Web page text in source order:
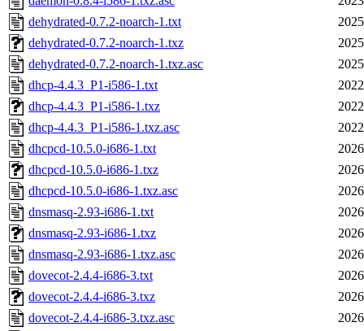
dehydrated-0.7.2-noarch-1.txt
dehydrated-0.7.2-noarch-1.txz
dehydrated-0.7.2-noarch-1.txz.asc
dhcp-4.4.3_P1-i586-1.txt
dhcp-4.4.3_P1-i586-1.txz
dhcp-4.4.3_P1-i586-1.txz.asc
dhcpcd-10.5.0-i686-1.txt
dhcpcd-10.5.0-i686-1.txz
dhcpcd-10.5.0-i686-1.txz.asc
dnsmasq-2.93-i686-1.txt
dnsmasq-2.93-i686-1.txz
dnsmasq-2.93-i686-1.txz.asc
dovecot-2.4.4-i686-3.txt
dovecot-2.4.4-i686-3.txz
dovecot-2.4.4-i686-3.txz.asc